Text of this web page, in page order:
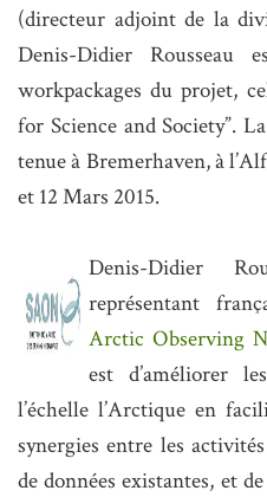
(directeur adjoint de la
Denis-Didier
workpackages du projet,
for Science and Society”.
tenue à Bremerhaven, à
et 12 Mars 2015.
Denis-Didier
représentant
Arctic Observing
est d’améliorer
l’échelle l’Arctique en
synergies entre les
de données existantes, et